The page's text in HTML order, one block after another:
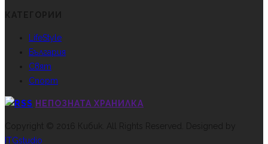
LifeStyle
България
Свят
Спорт
НЕПОЗНАТА ХРАНИЛКА
Copyright © 2016 Кибик. All Rights Reserved. Designed by
ITGstudio